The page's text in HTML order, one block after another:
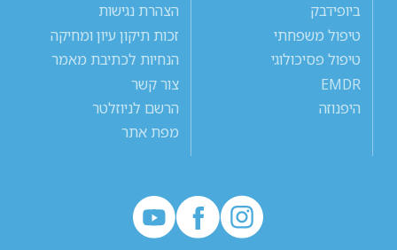
ביופידבק
טיפול משפחתי
טיפול פסיכולוגי
EMDR
היפנוזה
הצהרת נגישות
זכות תיקון עיון ומחיקה
הנחיות לכתיבת מאמר
צור קשר
הרשם לניוזלטר
מפת אתר